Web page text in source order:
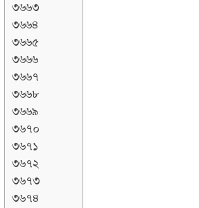
৩৬৬৩
৩৬৬৪
৩৬৬৫
৩৬৬৬
৩৬৬৭
৩৬৬৮
৩৬৬৯
৩৬৭০
৩৬৭১
৩৬৭২
৩৬৭৩
৩৬৭৪